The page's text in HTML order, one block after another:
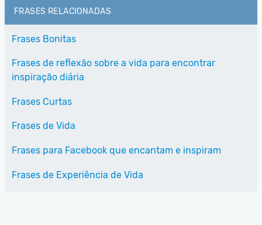
FRASES RELACIONADAS
Frases Bonitas
Frases de reflexão sobre a vida para encontrar
inspiração diária
Frases Curtas
Frases de Vida
Frases para Facebook que encantam e inspiram
Frases de Experiência de Vida